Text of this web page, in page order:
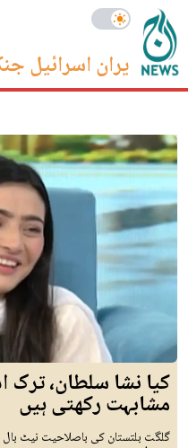
ایران اسرائیل
کیا نشا سلطان، ترک
مشابہت رکھتی ہیں
گلگت بلتستان کی باصلاحیت نیٹ